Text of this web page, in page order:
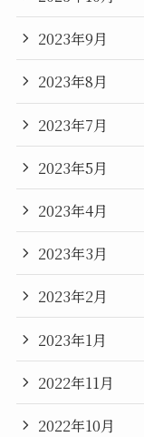
2023年9月
2023年8月
2023年7月
2023年5月
2023年4月
2023年3月
2023年2月
2023年1月
2022年11月
2022年10月